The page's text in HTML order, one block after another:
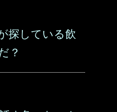
探している飲
？